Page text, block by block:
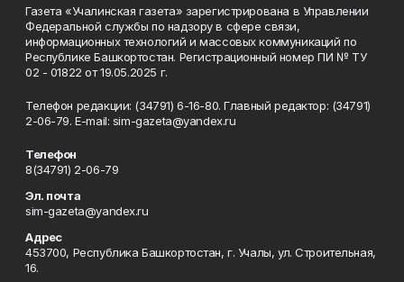
Газета «Учалинская газета» зарегистрирована в Управлении
Федеральной службы по надзору в сфере связи,
информационных технологий и массовых коммуникаций по
Республике Башкортостан. Регистрационный номер ПИ № ТУ
02 - 01822 от 19.05.2025 г.
Телефон редакции: (34791) 6-16-80. Главный редактор: (34791)
2-06-79. Е-mаil: sim-gazeta@yandex.ru
Телефон
8(34791) 2-06-79
Эл. почта
sim-gazeta@yandex.ru
Адрес
453700, Республика Башкортостан, г. Учалы, ул. Строительная,
16.